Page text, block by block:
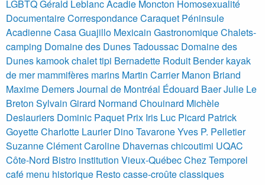
LGBTQGérald Leblanc Acadie Moncton Homosexualité
Documentaire CorrespondanceCaraquet Péninsule
Acadienne Casa Guajillo Mexicain GastronomiqueChalets-
camping Domaine des DunesTadoussac Domaine des
Dunes kamookchalettipi Bernadette Roduit Bender kayak
de mer mammifères marins Martin Carrier Manon Briand
Maxime DemersJournal de Montréal Édouard BaerJulie Le
Breton Sylvain Girard Normand Chouinard Michèle
Deslauriers Dominic Paquet Prix Iris Luc Picard Patrick
GoyetteCharlotte Laurier Dino TavaroneYves P. Pelletier
Suzanne ClémentCaroline Dhavernaschicoutimi UQAC
Côte-Nord Bistro institution Vieux-Québec Chez Temporel
café menu historique Resto casse-croûte classiques